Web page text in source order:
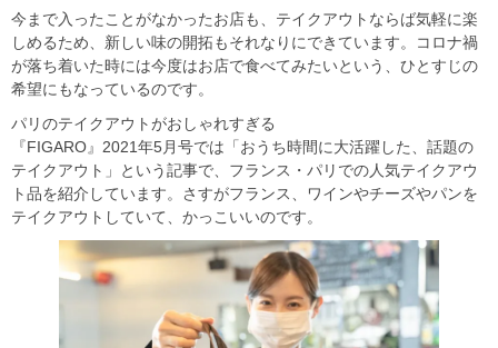
今まで入ったことがなかったお店も、テイクアウトならば気軽に楽
しめるため、新しい味の開拓もそれなりにできています。コロナ禍
が落ち着いた時には今度はお店で食べてみたいという、ひとすじの
希望にもなっているのです。
パリのテイクアウトがおしゃれすぎる
『FIGARO』2021年5月号では「おうち時間に大活躍した、話題の
テイクアウト」という記事で、フランス・パリでの人気テイクアウ
ト品を紹介しています。さすがフランス、ワインやチーズやパンを
テイクアウトしていて、かっこいいのです。